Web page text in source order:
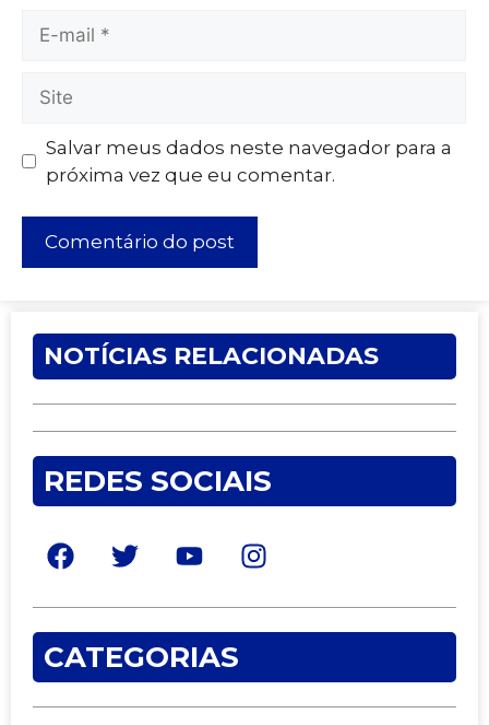
Salvar meus dados neste navegador para a
próxima vez que eu comentar.
NOTÍCIAS RELACIONADAS
REDES SOCIAIS
CATEGORIAS